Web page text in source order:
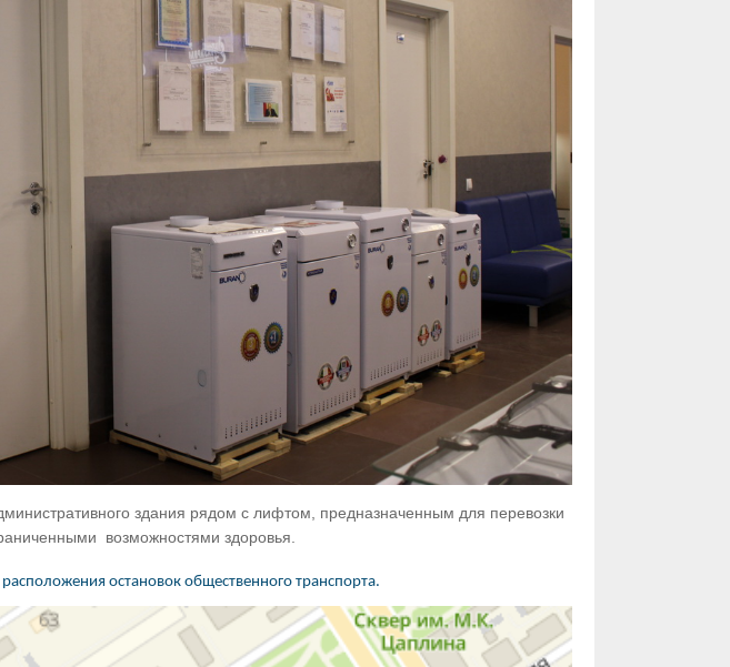
здания рядом с лифтом, предназначенным для перевозки
возможностями здоровья.
остановок общественного транспорта.